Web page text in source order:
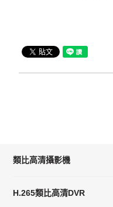
類比高清攝影機
H.265類比高清DVR